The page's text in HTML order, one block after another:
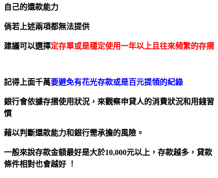
自己的還款能力
倘若上述兩項都無法提供
建議可以選擇定存單或是穩定使用一年以上且往來頻繁的存摺
記得上面千萬要避免有花光存款或是百元提領的紀錄
銀行會依據存摺使用狀況，來觀察申貸人的消費狀況和用錢習
慣
藉以判斷還款能力和銀行需承擔的風險。
一般來說存款金額最好是大於10,000元以上，存款越多，貸款
條件相對也會越好 ！